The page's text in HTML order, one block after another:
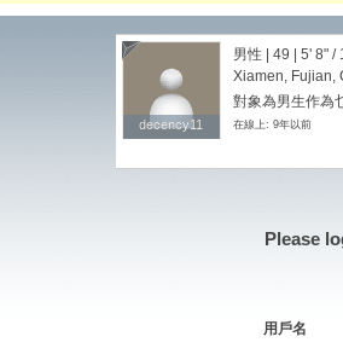
decency11
decency11
男性 | 49 | 5' 8" /
Xiamen, Fujian,
對象為男生作為
在線上: 9年以前
Please
用戶名